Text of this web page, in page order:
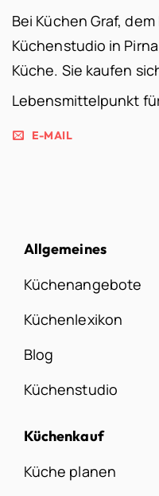
Bei Küchen Graf,
Küchenstudio in
Küche. Sie kaufen
Lebensmittelpunkt
E-MAIL
Allgemeines
Küchenangebote
Küchenlexikon
Blog
Küchenstudio
Küchenkauf
Küche planen